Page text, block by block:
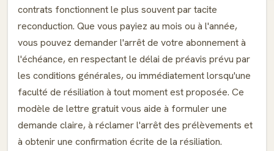
contrats fonctionnent le plus souvent par tacite
reconduction. Que vous payiez au mois ou à l'année,
vous pouvez demander l'arrêt de votre abonnement à
l'échéance, en respectant le délai de préavis prévu par
les conditions générales, ou immédiatement lorsqu'une
faculté de résiliation à tout moment est proposée. Ce
modèle de lettre gratuit vous aide à formuler une
demande claire, à réclamer l'arrêt des prélèvements et
à obtenir une confirmation écrite de la résiliation.